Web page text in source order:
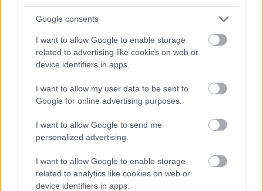
Google consents
I want to allow Google to enable storage
related to advertising like cookies on web or
device identifiers in apps.
I want to allow my user data to be sent to
Google for online advertising purposes.
I want to allow Google to send me
personalized advertising.
I want to allow Google to enable storage
related to analytics like cookies on web or
device identifiers in apps.
„Marika, én vagyok az igazi apád. Évek óta próbállak
megtalálni. A nagymamád egy nagyobb örökséget hagyott
rád, és én ez idő alatt azon dolgoztam, hogy visszaszerezd.
Találkozz velem a levélben megadott címen. Itt az idő, hogy
megkapd, ami a tiéd, és végre megváltozzon az életed.”
Oszd meg ezt a posztot:
Whatsapp